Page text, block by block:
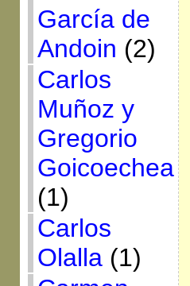
García de
Andoin (2)
Carlos
Muñoz y
Gregorio
Goicoechea
(1)
Carlos
Olalla(1)